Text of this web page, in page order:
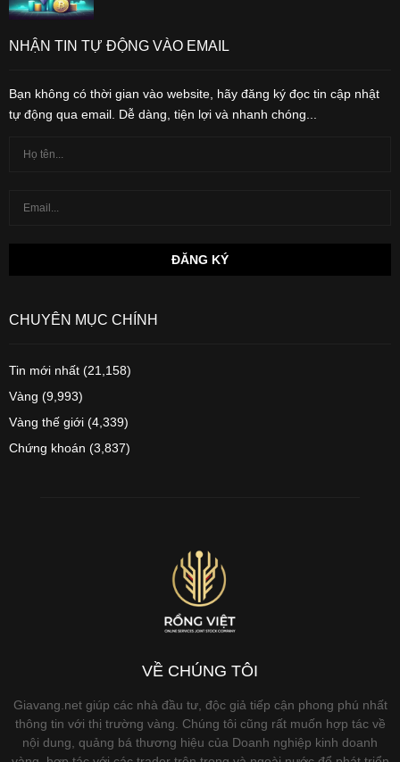
NHẬN TIN TỰ ĐỘNG VÀO EMAIL
Bạn không có thời gian vào website, hãy đăng ký đọc tin cập nhật
tự động qua email. Dễ dàng, tiện lợi và nhanh chóng...
CHUYÊN MỤC CHÍNH
Tin mới nhất (21,158)
Vàng (9,993)
Vàng thế giới (4,339)
Chứng khoán (3,837)
VỀ CHÚNG TÔI
Giavang.net giúp các nhà đầu tư, độc giả tiếp cận phong phú nhất
thông tin với thị trường vàng. Chúng tôi cũng rất muốn hợp tác về
nội dung, quảng bá thương hiệu của Doanh nghiệp kinh doanh